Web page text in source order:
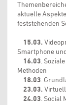
aktuelle
feststehenden
15.03.
Smartphone
16.03.
Methoden
18.03.
23.03.
24.03. Social